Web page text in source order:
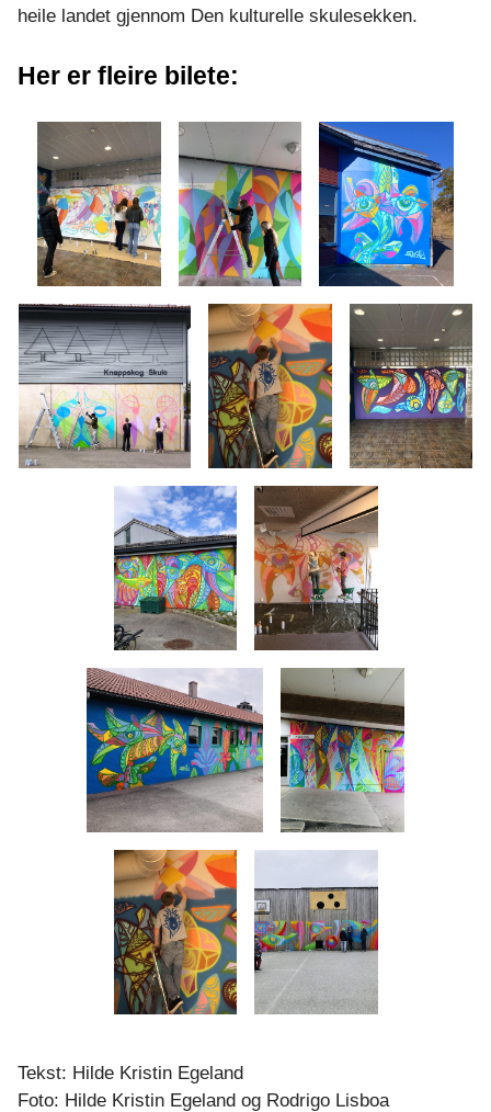
heile landet gjennom Den kulturelle skulesekken.
Her er fleire bilete:
Tekst: Hilde Kristin Egeland
Foto: Hilde Kristin Egeland og Rodrigo Lisboa